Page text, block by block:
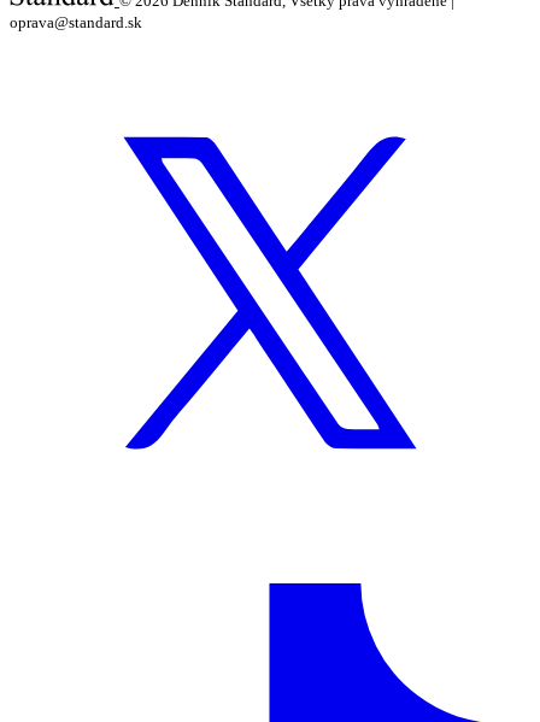
oprava@standard.sk